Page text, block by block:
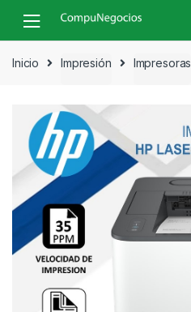
navigation
content
Inicio
Impresión Impresoras